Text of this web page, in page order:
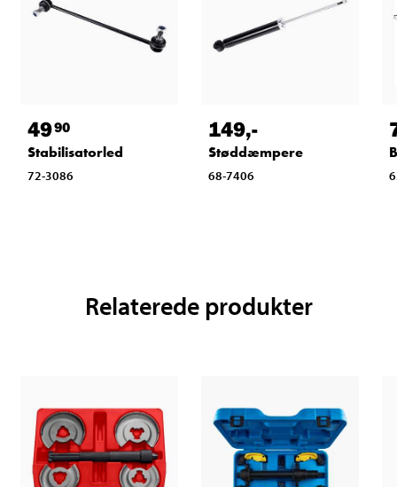
4990
Stabilisatorled
72-3086
149,-
Støddæmpere
68-7406
Relaterede produkter